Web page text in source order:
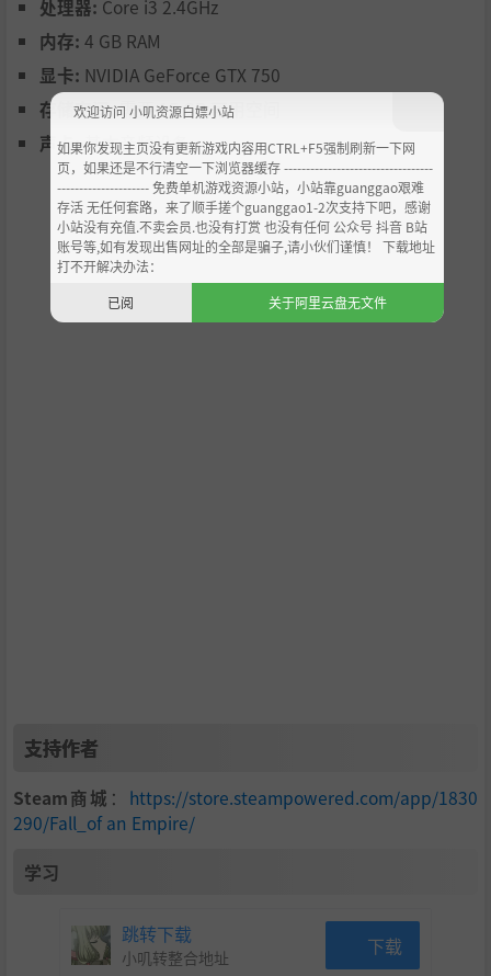
体验真正身临其境的故事
动态剧情会将整个帝国纳入考量。当首都起火时，朝廷亦能
感知。当忠诚的将军老去并心生怨怼时，他的背叛便顺理成
章。每一次游玩都是独一无二的故事。
核心特色
处理器: Core i3 2.4GHz
内存: 4 GB RAM
显卡: NVIDIA GeForce GTX 750
存储空间:需要 15 GB 可用空间
声卡:基本音频设备
支持作者
Steam商城 ： https://store.steampowered.com/app/1830
290/Fall_of an Empire/
学习
跳转下载
小叽转整合地址 下载
欢迎访问 小叽资源白嫖小站
如果你发现主页没有更新游戏内容用CTRL+F5强制刷新一下网
页，如果还是不行清空一下浏览器缓存 ----------------------------------
--------------------- 免费单机游戏资源小站，小站靠guanggao艰难
存活 无任何套路，来了顺手搓个guanggao1-2次支持下吧，感谢
小站没有充值.不卖会员.也没有打赏 也没有任何 公众号 抖音 B站
账号等,如有发现出售网址的全部是骗子,请小伙们谨慎！ 下载地址
打不开解决办法：
已阅
关于阿里云盘无文件